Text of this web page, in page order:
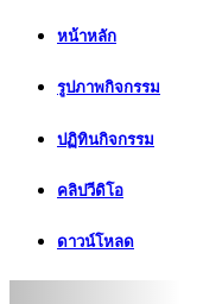
หน้าหลัก
รูปภาพกิจกรรม
ปฏิทินกิจกรรม
คลิปวีดิโอ
ดาวน์โหลด